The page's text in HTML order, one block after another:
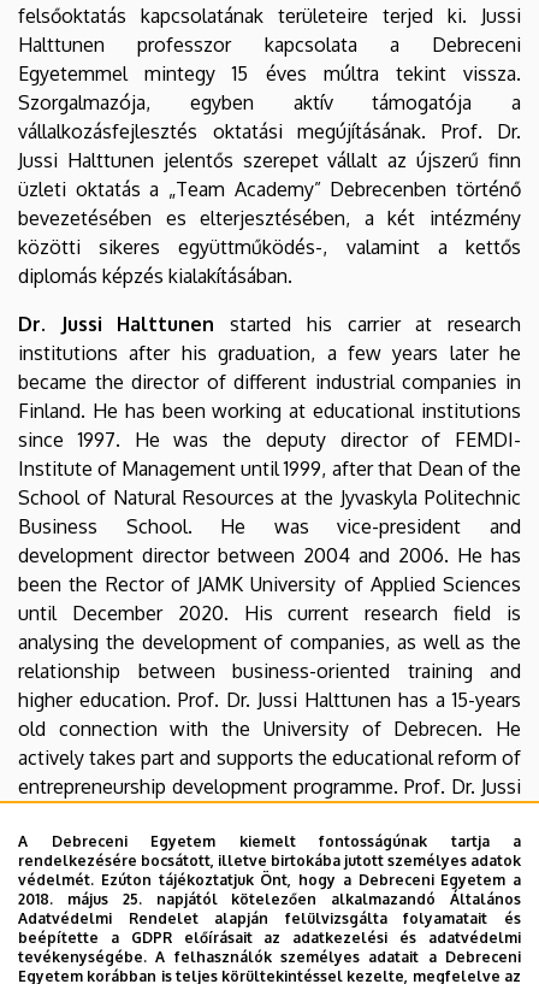
felsőoktatás kapcsolatának területeire terjed ki. Jussi
Halttunen professzor kapcsolata a Debreceni
Egyetemmel mintegy 15 éves múltra tekint vissza.
Szorgalmazója, egyben aktív támogatója a
vállalkozásfejlesztés oktatási megújításának. Prof. Dr.
Jussi Halttunen jelentős szerepet vállalt az újszerű finn
üzleti oktatás a „Team Academy” Debrecenben történő
bevezetésében es elterjesztésében, a két intézmény
közötti sikeres együttműködés-, valamint a kettős
diplomás képzés kialakításában.
Dr. Jussi Halttunen started his carrier at research
institutions after his graduation, a few years later he
became the director of different industrial companies in
Finland. He has been working at educational institutions
since 1997. He was the deputy director of FEMDI-
Institute of Management until 1999, after that Dean of the
School of Natural Resources at the Jyvaskyla Politechnic
Business School. He was vice-president and
development director between 2004 and 2006. He has
been the Rector of JAMK University of Applied Sciences
until December 2020. His current research field is
analysing the development of companies, as well as the
relationship between business-oriented training and
higher education. Prof. Dr. Jussi Halttunen has a 15-years
old connection with the University of Debrecen. He
actively takes part and supports the educational reform of
entrepreneurship development programme. Prof. Dr. Jussi
in the introduction of the new Finnish business education
model called Team Academy in Debrecen, as well as in
the successful cooperation and in the development of
the double degree programme between the two
universities. In recognition of his excellent results in the
A Debreceni Egyetem kiemelt fontosságúnak tartja a
rendelkezésére bocsátott, illetve birtokába jutott személyes adatok
védelmét. Ezúton tájékoztatjuk Önt, hogy a Debreceni Egyetem a
2018. május 25. napjától kötelezően alkalmazandó Általános
Adatvédelmi Rendelet alapján felülvizsgálta folyamatait és
beépítette a GDPR előírásait az adatkezelési és adatvédelmi
tevékenységébe. A felhasználók személyes adatait a Debreceni
Egyetem korábban is teljes körültekintéssel kezelte, megfelelve az